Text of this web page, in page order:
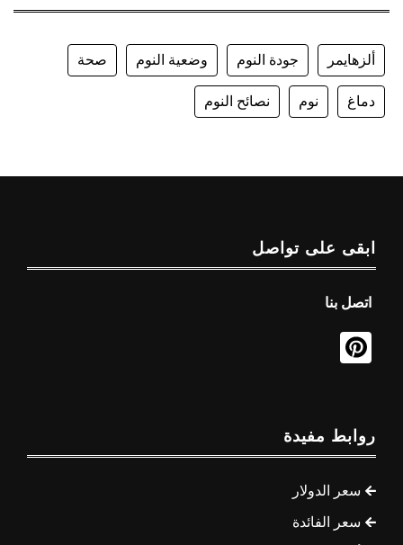
ألزهايمر جودة النوم وضعية النوم صحة
دماغ نوم نصائح النوم
ابقى على تواصل
اتصل بنا
روابط مفيدة
سعر الدولار
سعر الفائدة